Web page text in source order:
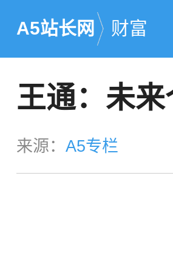
A5站长网 财富
王通：未
来源： A5专栏